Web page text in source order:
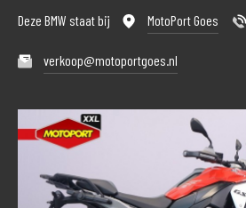
Deze BMW staat bij MotoPort Goes
verkoop@motoportgoes.nl